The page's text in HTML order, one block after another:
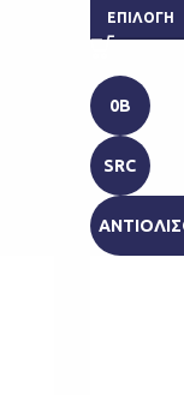
ΕΠΙΛΟΓΉ
0B
SRC